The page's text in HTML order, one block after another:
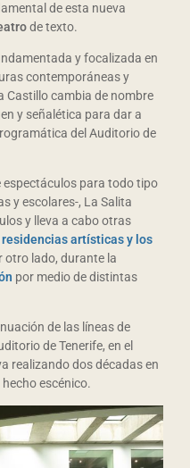
de esta nueva
de texto.
y focalizada en
contemporáneas y
Castillo cambia de nombre
y señalética para dar a
del Auditorio de
espectáculos para todo tipo
y escolares-, La Salita
y lleva a cabo otras
residencias artísticas y los
otro lado, durante la
por medio de distintas
de las líneas de
de Tenerife, en el
realizando dos décadas en
escénico.